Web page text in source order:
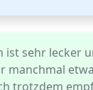
ist sehr lecker
manchmal
trotzdem